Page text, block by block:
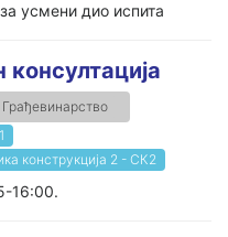
усмени дио испита
Грађевинарство
конструкција 2 - СК2
16:00.